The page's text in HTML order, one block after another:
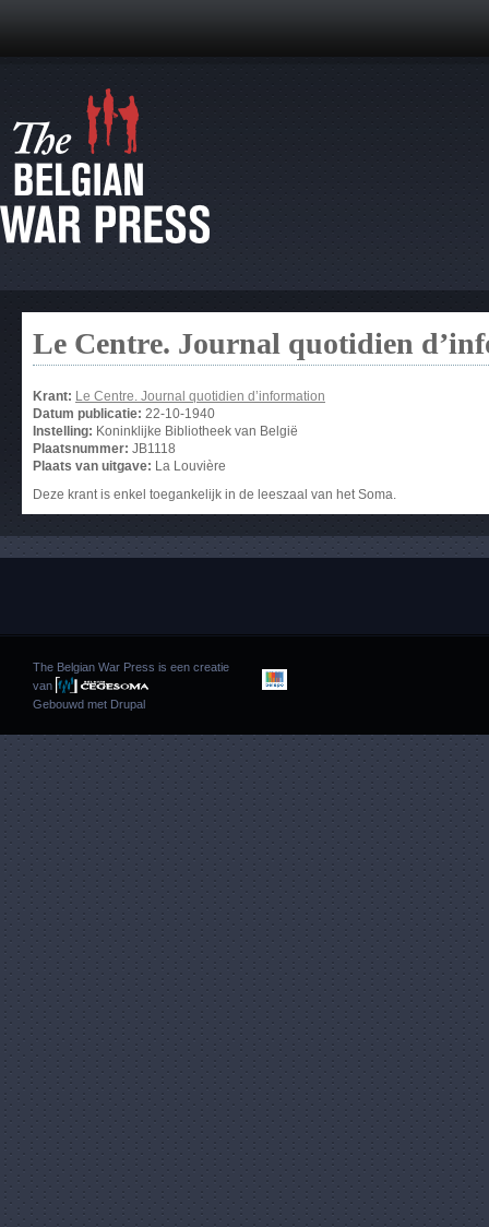
Le Centre. Journal quotidien
Krant: Le Centre. Journal quotidien d’information
Datum publicatie: 22-10-1940
Instelling: Koninklijke Bibliotheek van België
Plaatsnummer: JB1118
Plaats van uitgave: La Louvière
Deze krant is enkel toegankelijk in de leeszaal van het Soma.
The Belgian War Press is een creatie
van
Gebouwd met Drupal